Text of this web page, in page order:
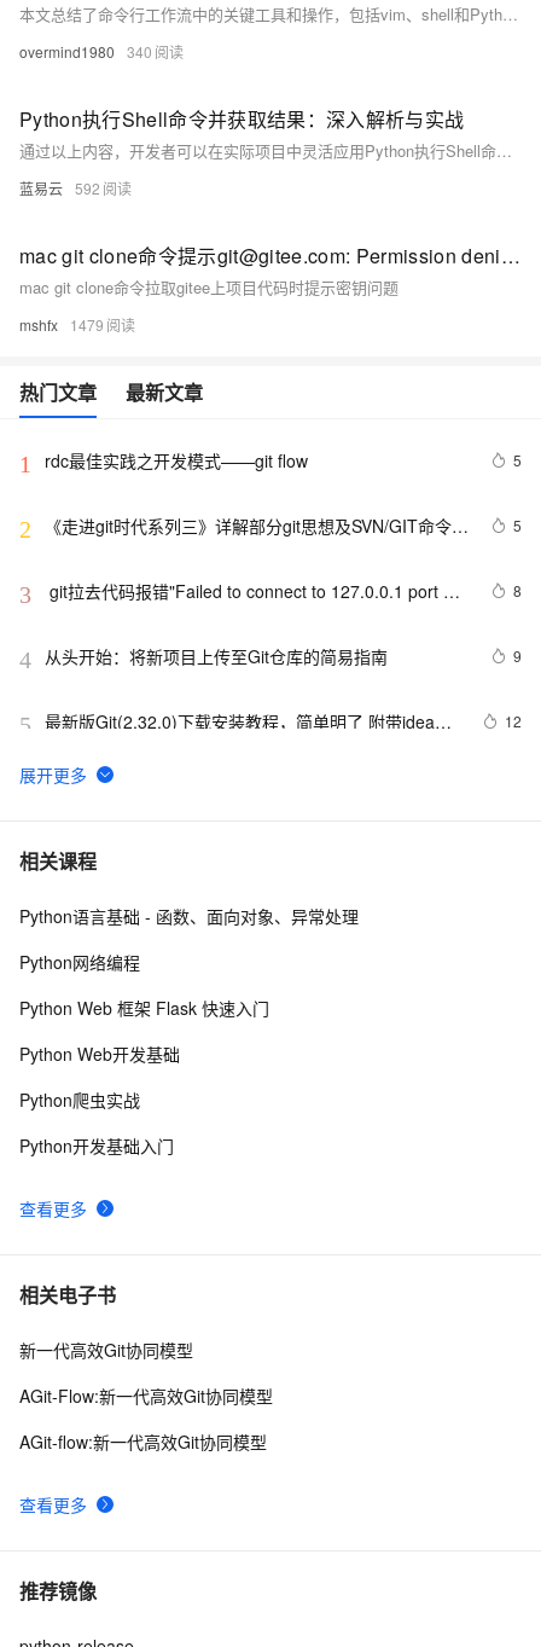
本文总结了命令行工作流中的关键工具和操作，包括vim、shell和Python。主要内容如下： 1. **上次回顾**：完成了输入输出的代码编写，并再次练习了vim的使用。 2. **shell基础**：介绍了shell环境及其基本命令，如`pwd`、`cd`、`ll -l`等。 3. **Python游乐场**：通过`python3`命令进入Python交互环境，可以进行简单计算和函数调用，常用函数有`help`、`ord`、`chr`等。 4. **vim编辑器**：详细讲解了vim的三种模式（正常模式、插入模式、底行命令模式）及其切换方法，以及常用的底行命令如`:w`、`:q`、`
overmind1980 340
Python执行Shell命令并获取结果：深入解析与实战
通过以上内容，开发者可以在实际项目中灵活应用Python执行Shell命令，实现各种自动化任务，提高开发和运维效率。
蓝易云 592
mac git clone命令提示git@gitee.com: Permission denied (publickey).问题修复
mac git clone命令拉取gitee上项目代码时提示密钥问题
mshfx 1479
热门文章 最新文章
1 rdc最佳实践之开发模式——git flow 5
2
《走进git时代系列三》详解部分git思想及SVN/GIT命令对
5
3
git拉去代码报错"Failed to connect to 127.0.0.1 port
8
4 从头开始：将新项目上传至Git仓库的简易指南 9
5 最新版Git(2.32.0)下载安装教程，简单明了 附带idea配
12
6 git使用
7 71_数据版本控制：Git与DVC在LLM开发中的最佳实践
8 成功解决git rebase问题：First, rewinding head to
10Git 如何将一个项目的代码放到一个新的仓库中，但不在
相关课程
查看更多
Python语言基础 - 函数、面向对象、异常处理
Python网络编程
Python Web 框架 Flask 快速入门
Python Web开发基础
Python爬虫实战
Python开发基础入门
相关电子书
查看更多
新一代高效Git协同模型
AGit-Flow:新一代高效Git协同模型
AGit-flow:新一代高效Git协同模型
推荐镜像